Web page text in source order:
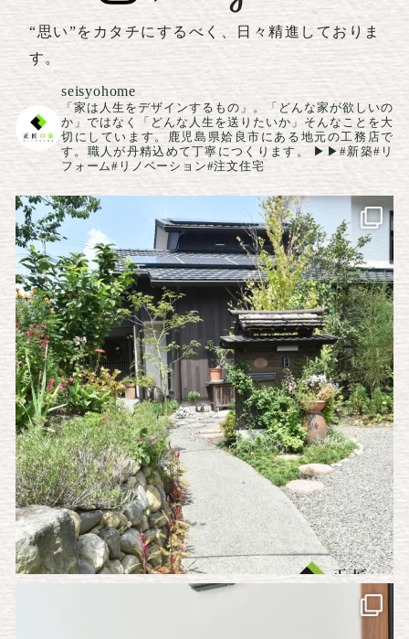
“思い”をカタチにするべく、日々精進しておりま
す。
seisyohome
「家は人生をデザインするもの」。「どんな家が欲しいの
か」ではなく「どんな人生を送りたいか」そんなことを大
切にしています。鹿児島県姶良市にある地元の工務店で
す。職人が丹精込めて丁寧につくります。
▶▶#新築#リ
フォーム#リノベーション#注文住宅